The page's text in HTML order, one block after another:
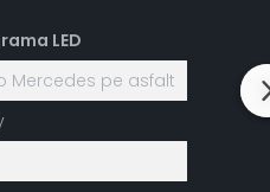
LED
Mercedes pe asfalt